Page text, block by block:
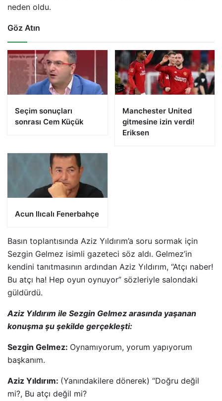
neden oldu.
Göz Atın
Seçim sonuçları
sonrası Cem Küçük
Manchester United
gitmesine izin verdi!
Eriksen
Acun Ilıcalı Fenerbahçe
Basın toplantısında Aziz Yıldırım’a soru sormak için
Sezgin Gelmez isimli gazeteci söz aldı. Gelmez’in
kendini tanıtmasının ardından Aziz Yıldırım, “Atçı naber!
Bu atçı ha! Hep oyun oynuyor” sözleriyle salondaki
güldürdü.
Aziz Yıldırım ile Sezgin Gelmez arasında yaşanan
konuşma şu şekilde gerçekleşti:
Sezgin Gelmez: Oynamıyorum, yorum yapıyorum
başkanım.
Aziz Yıldırım: (Yanındakilere dönerek) “Doğru değil
mi?, Bu atçı değil mi?